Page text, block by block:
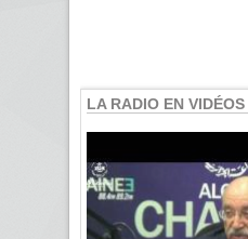
LA RADIO EN VIDÉOS